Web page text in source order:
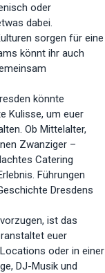
oder
dabei.
sorgen für eine
könnt ihr auch
könnte
Kulisse, um euer
Ob Mittelalter,
Zwanziger –
Catering
Führungen
Dresdens
ist das
euer
oder in einer
DJ-Musik und